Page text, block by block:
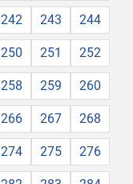
242 243 244
250 251 252
258 259 260
266 267 268
274 275 276